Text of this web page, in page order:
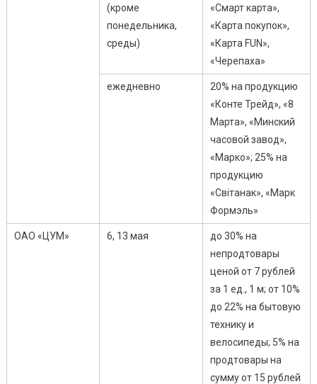
(кроме
понедельника,
среды)
«Смарт карта»,
«Карта покупок»,
«Карта FUN»,
«Черепаха»
ежедневно
20% на продукцию
«Конте Трейд», «8
Марта», «Минский
часовой завод»,
«Марко»; 25% на
продукцию
«Свiтанак», «Марк
Формэль»
ОАО «ЦУМ» 6, 13 мая
до 30% на
непродтовары
ценой от 7 рублей
за 1 ед., 1 м; от 10%
до 22% на бытовую
технику и
велосипеды; 5% на
продтовары на
сумму от 15 рублей